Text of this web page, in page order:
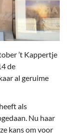
’t Kappertje
de
al geruime
als
Nu haar
kans om voor